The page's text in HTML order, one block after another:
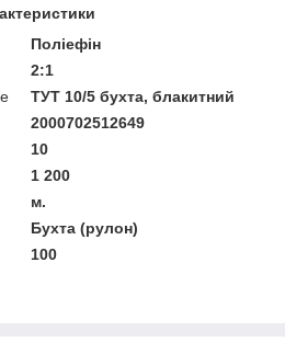
Поліефін
2:1
ТУТ 10/5 бухта, блакитний
2000702512649
10
1 200
м.
Бухта (рулон)
100